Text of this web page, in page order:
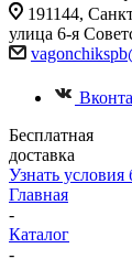
191144,
улица 6-я
Бесплатная
доставка
Узнать условия
Главная
-
Каталог
-